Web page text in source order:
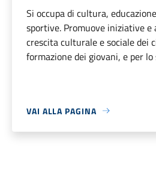
Si occupa di cultura,
sportive. Promuove iniziative
crescita culturale e sociale dei
formazione dei giovani, e per
VAI ALLA PAGINA